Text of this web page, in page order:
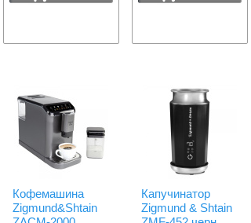
Кофемашина
Zigmund&Shtain
Капучинатор
Zigmund & Shtain